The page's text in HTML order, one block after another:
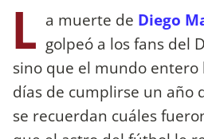
L a muerte de Diego
golpeó a los fans del
sino que el mundo entero
días de cumplirse un año
se recuerdan cuáles